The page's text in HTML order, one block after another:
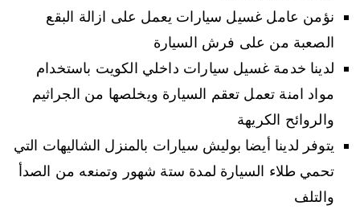
نؤمن عامل غسيل سيارات يعمل على ازالة البقع
الصعبة من على فرش السيارة
لدينا خدمة غسيل سيارات داخلي الكويت باستخدام
مواد امنة تعمل تعقم السيارة ويخلصها من الجراثيم
والروائح الكريهة
يتوفر لدينا أيضا بوليش سيارات بالمنزل الشاليهات التي
تحمي طلاء السيارة لمدة ستة شهور وتمنعه من الصدأ
والتلف